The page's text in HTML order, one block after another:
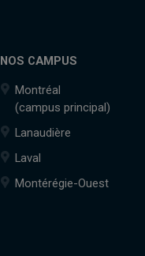
NOS CAMPUS
Montréal
(campus principal)
Lanaudière
Laval
Montérégie-Ouest